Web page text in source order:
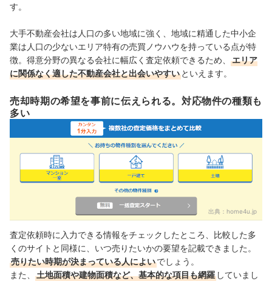
す。
大手不動産会社は人口の多い地域に強く、地域に精通した中小企
業は人口の少ないエリア特有の売買ノウハウを持っている点が特
徴。得意分野の異なる会社に幅広く査定依頼できるため、
エリア
に関係なく適した不動産会社と出会いやすい といえます。
売却時期の希望を事前に伝えられる。対応物件の種類も
多い
出典： home4u.jp
査定依頼時に入力できる情報をチェックしたところ、比較した多
くのサイトと同様に、いつ売りたいかの要望を記載できました。
売りたい時期が決まっている人によいでしょう。
また、
土地面積や建物面積など、基本的な項目も網羅 していまし